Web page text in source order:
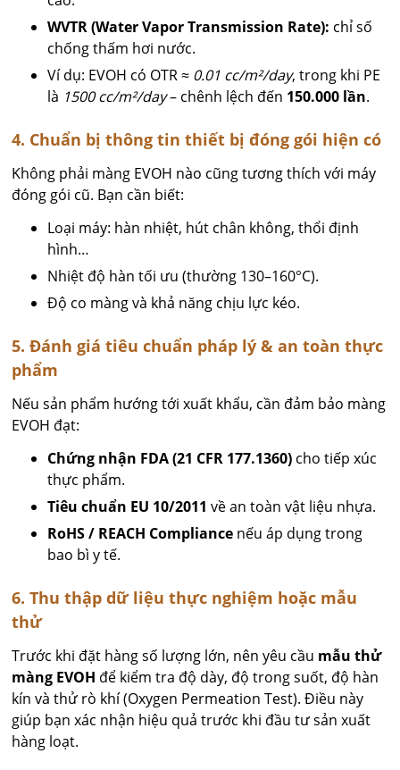
WVTR (Water Vapor Transmission Rate): chỉ số
chống thấm hơi nước.
Ví dụ: EVOH có OTR ≈ 0.01 cc/m²/day, trong khi PE
là 1500 cc/m²/day– chênh lệch đến 150.000 lần.
4. Chuẩn bị thông tin thiết bị đóng gói hiện có
Không phải màng EVOH nào cũng tương thích với máy
đóng gói cũ. Bạn cần biết:
Loại máy: hàn nhiệt, hút chân không, thổi định
hình…
Nhiệt độ hàn tối ưu (thường 130–160°C).
Độ co màng và khả năng chịu lực kéo.
5. Đánh giá tiêu chuẩn pháp lý & an toàn thực
phẩm
Nếu sản phẩm hướng tới xuất khẩu, cần đảm bảo màng
EVOH đạt:
Chứng nhận FDA (21 CFR 177.1360) cho tiếp xúc
thực phẩm.
Tiêu chuẩn EU 10/2011 về an toàn vật liệu nhựa.
RoHS / REACH Compliance nếu áp dụng trong
bao bì y tế.
6. Thu thập dữ liệu thực nghiệm hoặc mẫu
thử
Trước khi đặt hàng số lượng lớn, nên yêu cầu mẫu thử
màng EVOH để kiểm tra độ dày, độ trong suốt, độ hàn
kín và thử rò khí (Oxygen Permeation Test). Điều này
giúp bạn xác nhận hiệu quả trước khi đầu tư sản xuất
hàng loạt.